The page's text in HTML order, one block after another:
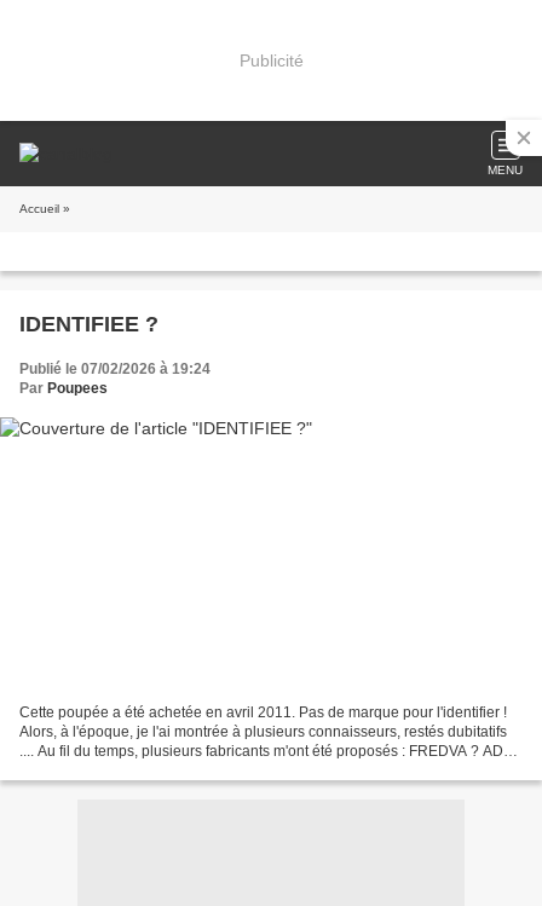
Publicité
MENU
Accueil »
IDENTIFIEE ?
Publié le 07/02/2026 à 19:24
Par Poupees
Cette poupée a été achetée en avril 2011. Pas de marque pour l'identifier !
Alors, à l'époque, je l'ai montrée à plusieurs connaisseurs, restés dubitatifs
.... Au fil du temps, plusieurs fabricants m'ont été proposés : FREDVA ? ADA